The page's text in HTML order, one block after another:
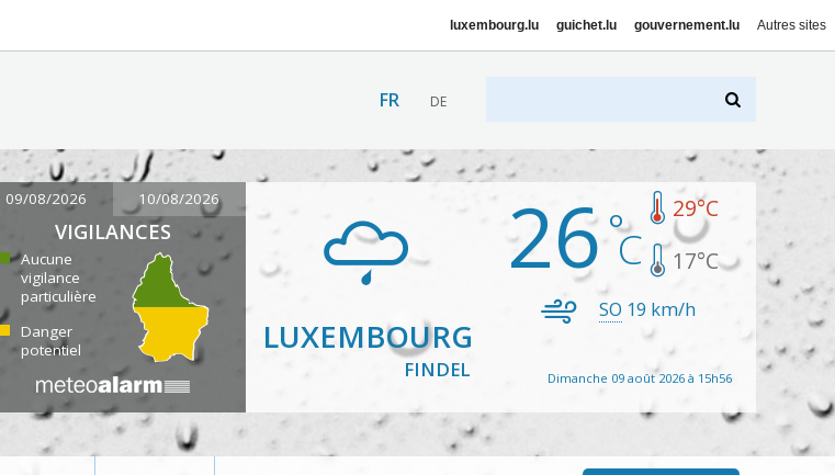
luxembourg.lu guichet.lu gouvernement.lu Autres sites
FR DE
09/08/2026 10/08/2026
VIGILANCES
Aucune
vigilance
particulière
Danger
potentiel
LUXEMBOURG
FINDEL
26 29°C
17°C
SO 19 km/h
Dimanche 09 août 2026 à 15h56